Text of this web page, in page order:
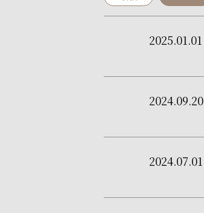
2025.01.01
2024.09.20
2024.07.01